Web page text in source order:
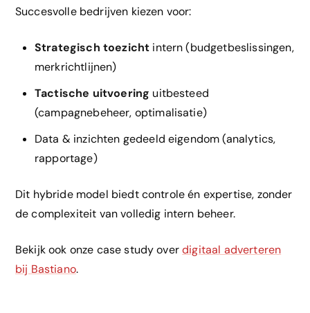
Succesvolle bedrijven kiezen voor:
Strategisch toezicht intern (budgetbeslissingen,
merkrichtlijnen)
Tactische uitvoering uitbesteed
(campagnebeheer, optimalisatie)
Data & inzichten gedeeld eigendom (analytics,
rapportage)
Dit hybride model biedt controle én expertise, zonder
de complexiteit van volledig intern beheer.
Bekijk ook onze case study overdigitaal adverteren
bij Bastiano.